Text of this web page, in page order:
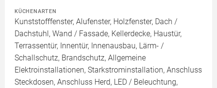
KÜCHENARTEN
Kunststofffenster, Alufenster, Holzfenster, Dach /
Dachstuhl, Wand / Fassade, Kellerdecke, Haustür,
Terrassentür, Innentür, Innenausbau, Lärm- /
Schallschutz, Brandschutz, Allgemeine
Elektroinstallationen, Starkstrominstallation, Anschluss
Steckdosen, Anschluss Herd, LED / Beleuchtung,